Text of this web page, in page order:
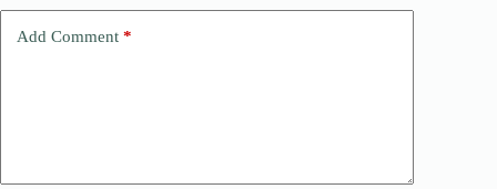
Add Comment *